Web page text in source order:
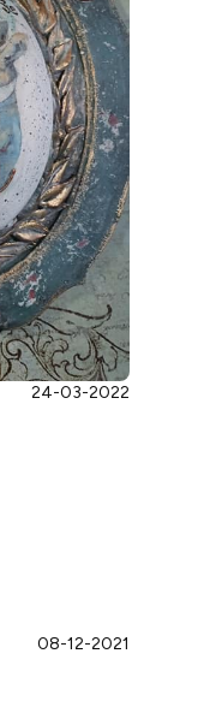
24-03-2022
08-12-2021